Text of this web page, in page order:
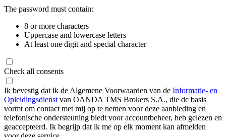
The password must contain:
8 or more characters
Uppercase and lowercase letters
At least one digit and special character
Check all consents
Ik bevestig dat ik de Algemene Voorwaarden van de Informatie- en
Opleidingsdienst van OANDA TMS Brokers S.A., die de basis
vormt om contact met mij op te nemen voor deze aanbieding en
telefonische ondersteuning biedt voor accountbeheer, heb gelezen en
geaccepteerd. Ik begrijp dat ik me op elk moment kan afmelden